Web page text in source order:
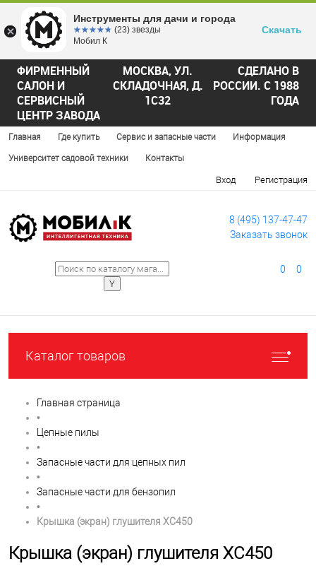
ФИРМЕННЫЙ
САЛОН И
СЕРВИСНЫЙ
ЦЕНТР ЗАВОДА
МОСКВА, УЛ.
СКЛАДОЧНАЯ, Д.
1С32
СДЕЛАНО В
РОССИИ. С 1988
ГОДА
Главная Где купить Сервис и запасные части Информация
Университет садовой техники Контакты
Вход Регистрация
8 (495) 137-47-47
Заказать звонок
0 0
Каталог товаров
Главная страница
•
Цепные пилы
•
Запасные части для цепных пил
•
Запасные части для бензопил
•
Крышка (экран) глушителя XC450
Крышка (экран) глушителя XC450
Инструменты для дачи и города
☆☆☆☆☆
★★★★★ (23) звезды
Мобил К
Скачать